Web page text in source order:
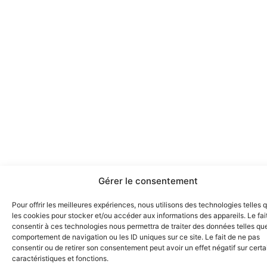
Gérer le consentement
Pour offrir les meilleures expériences, nous utilisons des technologies telles
les cookies pour stocker et/ou accéder aux informations des appareils. Le
consentir à ces technologies nous permettra de traiter des données telles
comportement de navigation ou les ID uniques sur ce site. Le fait de ne pas
consentir ou de retirer son consentement peut avoir un effet négatif sur
caractéristiques et fonctions.